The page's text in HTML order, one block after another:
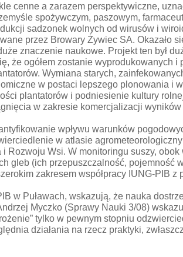
cenne a zarazem perspektywiczne,
spożywczym, paszowym,
sadzonek wolnych od wirusów i
przez Browary Żywiec SA. Okazało
znaczenie naukowe. Projekt ten był
że ogółem zostanie wyprodukowanych
Wymiana starych,
w postaci lepszego plonowania i
plantatorów i podniesienie kultury
w zakresie komercjalizacji
wpływu warunków
w atlasie
Rozwoju Wsi. W monitoringu suszy,
gleb (ich przepuszczalność, pojemność
zakresem współpracy IUNG-PIB
w Puławach, wskazują, że nauka
Myczko (Sprawy Nauki 3/08)
tylko w pewnym stopniu
działania na rzecz praktyki,